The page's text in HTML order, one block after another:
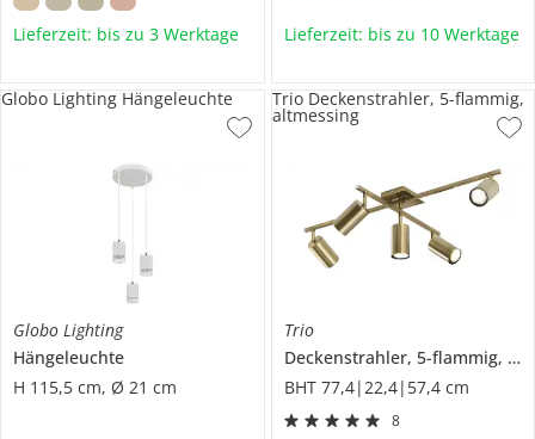
Lieferzeit: bis zu 3 Werktage Lieferzeit: bis zu 10 Werktage
Globo Lighting
Hängeleuchte
H 115,5 cm, Ø 21 cm
Globo Lighting Hängeleuchte
Trio
Deckenstrahler, 5-flammig, altmessing
BHT 77,4|22,4|57,4 cm
8
Trio Deckenstrahler, 5-flammig,
altmessing